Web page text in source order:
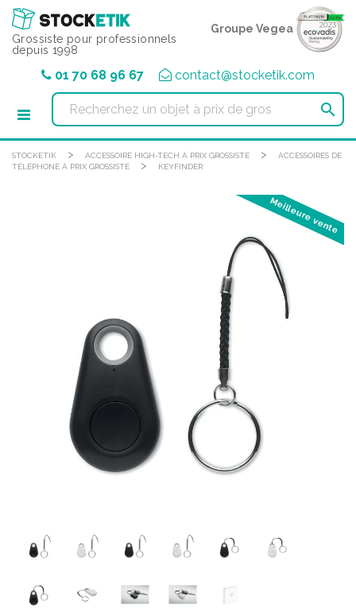
Grossiste pour professionnels
depuis 1998
Groupe Vegea
01 70 68 96 67 contact@stocketik.com

STOCKETIK > ACCESSOIRE HIGH-TECH À PRIX GROSSISTE >
ACCESSOIRES DE
TÉLÉPHONE À PRIX GROSSISTE
> KEYFINDER
Meilleure vente
Panneau de gestion des cookies